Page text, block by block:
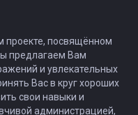
проекте, посвящённом
предлагаем Вам
и увлекательных
Вас в круг хороших
свои навыки и
администрацией,